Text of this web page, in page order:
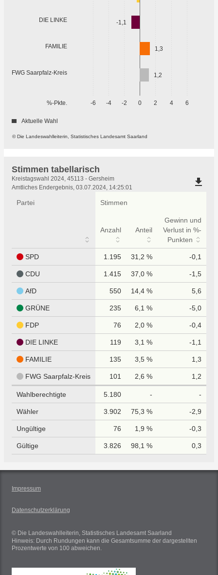
DIE LINKE
FAMILIE
FWG Saarpfalz-Kreis
-6 -4 -2 0 2 4 6
%-Pkte.
-1,1
1,3
1,2
© Die Landeswahlleiterin, Statistisches Landesamt Saarland
Aktuelle Wahl
Stimmen tabellarisch
Stimmen
tabellarisch
Kreistagswahl 2024, 45113 - Gersheim
Amtliches Endergebnis, 03.07.2024, 14:25:01
file_download
Partei Stimmen
Anzahl Anteil
Gewinn und
Verlust in %-
Punkten
SPD 1.195 31,2 % -0,1
CDU 1.415 37,0 % -1,5
AfD 550 14,4 % 5,6
GRÜNE 235 6,1 % -5,0
FDP 76 2,0 % -0,4
DIE LINKE 119 3,1 % -1,1
FAMILIE 135 3,5 % 1,3
FWG Saarpfalz-Kreis 101 2,6 % 1,2
Wahlberechtigte 5.180 - -
Wähler 3.902 75,3 % -2,9
Ungültige 76 1,9 % -0,3
Gültige 3.826 98,1 % 0,3
Impressum
Datenschutzerklärung
© Die Landeswahlleiterin, Statistisches Landesamt Saarland
Hinweis: Durch Rundungen kann die Gesamtsumme der dargestellten
Prozentwerte von 100 abweichen.